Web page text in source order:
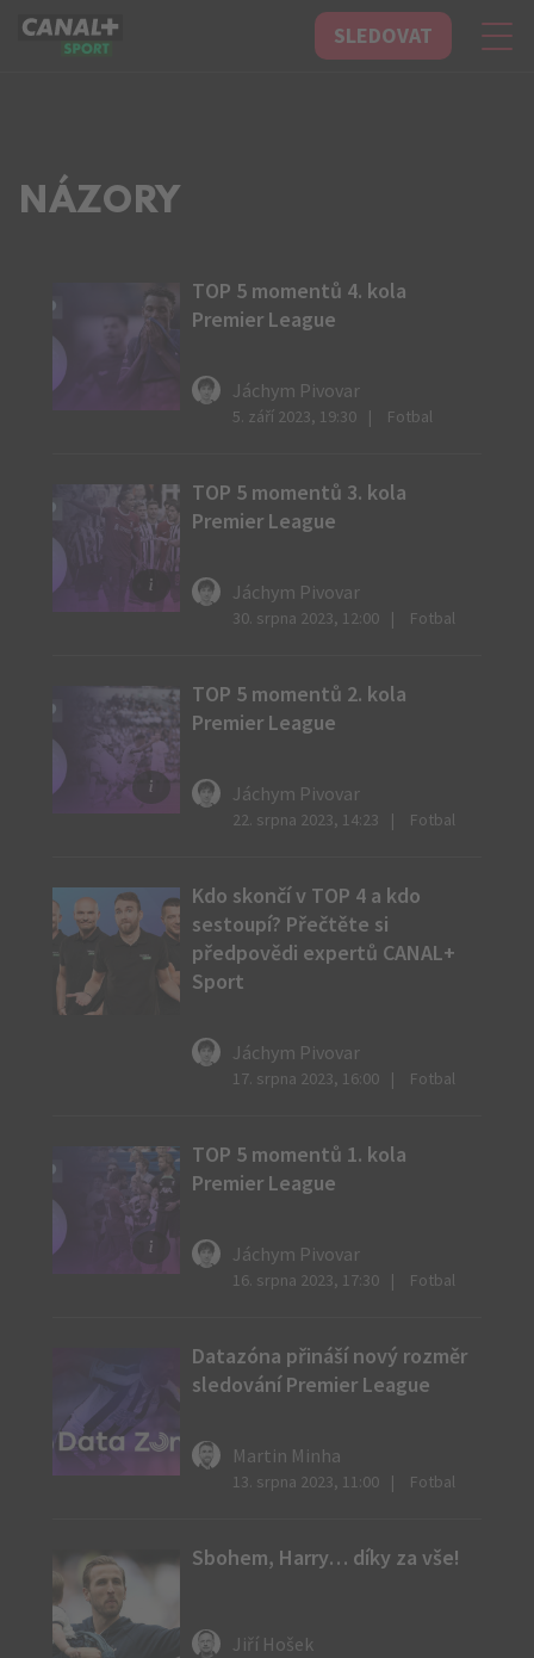
CANAL+ Sport SLEDOVAT
NÁZORY
TOP 5 momentů 4. kola
Premier League
Jáchym Pivovar
5. září 2023, 19:30 Fotbal
Zdroj:
TOP 5 momentů 3. kola
Premier League
Jáchym Pivovar
30. srpna 2023, 12:00 Fotbal
Zdroj:
TOP 5 momentů 2. kola
Premier League
Jáchym Pivovar
22. srpna 2023, 14:23 Fotbal
Kdo skončí v TOP 4 a kdo
sestoupí? Přečtěte si
předpovědi expertů CANAL+
Sport
Jáchym Pivovar
17. srpna 2023, 16:00 Fotbal
TOP 5 momentů 1. kola
Premier League
Jáchym Pivovar
16. srpna 2023, 17:30 Fotbal
Datazóna přináší nový rozměr
sledování Premier League
Martin Minha
13. srpna 2023, 11:00 Fotbal
Sbohem, Harry… díky za vše!
Jiří Hošek